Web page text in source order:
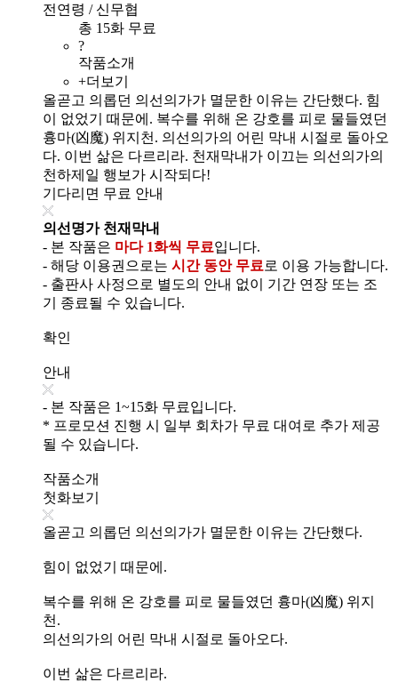
전연령 / 신무협
총 15화 무료
?
작품소개
+더보기
올곧고 의롭던 의선의가가 멸문한 이유는 간단했다. 힘
이 없었기 때문에. 복수를 위해 온 강호를 피로 물들였던
흉마(凶魔) 위지천. 의선의가의 어린 막내 시절로 돌아오
다. 이번 삶은 다르리라. 천재막내가 이끄는 의선의가의
천하제일 행보가 시작되다!
기다리면 무료 안내
의선명가 천재막내
- 본 작품은 마다 1화씩 무료입니다.
- 해당 이용권으로는 시간 동안 무료 로 이용 가능합니다.
- 출판사 사정으로 별도의 안내 없이 기간 연장 또는 조
기 종료될 수 있습니다.
확인
안내
- 본 작품은 1~15화 무료입니다.
* 프로모션 진행 시 일부 회차가 무료 대여로 추가 제공
될 수 있습니다.
작품소개
첫화보기
올곧고 의롭던 의선의가가 멸문한 이유는 간단했다.
힘이 없었기 때문에.
복수를 위해 온 강호를 피로 물들였던 흉마(凶魔) 위지
천.
의선의가의 어린 막내 시절로 돌아오다.
이번 삶은 다르리라.